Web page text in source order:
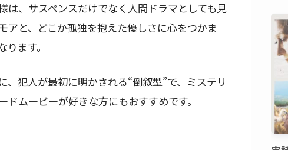
は、サスペンスだけでなく人間ドラマとしても見
と、どこか孤独を抱えた優しさに心をつかま
ます。
犯人が最初に明かされる“倒叙型”で、ミステリ
ムービーが好きな方にもおすすめです。